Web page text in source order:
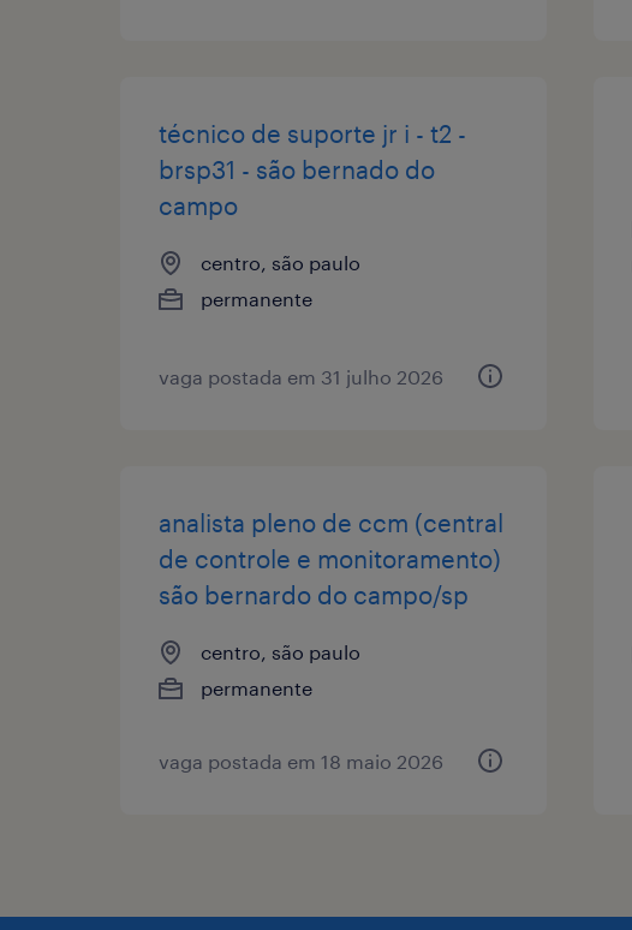
técnico de suporte jr i - t2 -
brsp31 - são bernado do
campo
centro, são paulo
permanente
vaga postada em 31 julho 2026
analista pleno de ccm (central
de controle e monitoramento)
são bernardo do campo/sp
centro, são paulo
permanente
vaga postada em 18 maio 2026